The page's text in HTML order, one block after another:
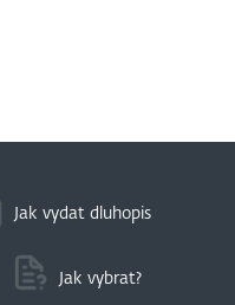
Jak vydat dluhopis
Jak vybrat?